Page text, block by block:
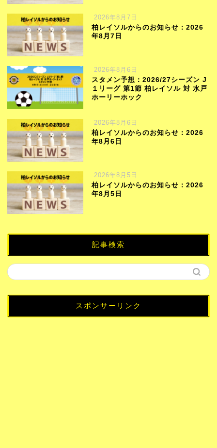
2026年8月7日
柏レイソルからのお知らせ：2026
年8月7日
2026年8月6日
スタメン予想：2026/27シーズン J
１リーグ 第1節 柏レイソル 対 水戸
ホーリーホック
2026年8月6日
柏レイソルからのお知らせ：2026
年8月6日
2026年8月5日
柏レイソルからのお知らせ：2026
年8月5日
記事検索
スポンサーリンク